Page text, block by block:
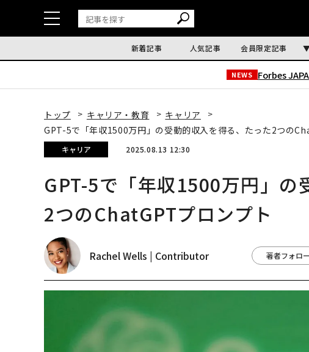
新着記事 人気記事 会員限定記事
NEWS Forbes
トップ キャリア・教育
キャリア
GPT-5で「年収1500万円」の受動的収入を得る、たった2つの
キャリア 2025.08.13 12:30
GPT-5で「年収1500万円」の
2つのChatGPTプロンプト
Rachel Wells | Contributor 著者フォロー